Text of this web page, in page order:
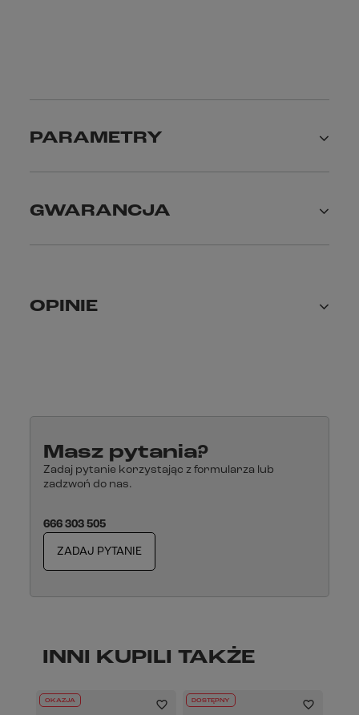
PARAMETRY
GWARANCJA
OPINIE
Masz pytania?
Zadaj pytanie korzystając z formularza lub
zadzwoń do nas.
666 303 505
ZADAJ PYTANIE
INNI KUPILI TAKŻE
OKAZJA DOSTĘPNY